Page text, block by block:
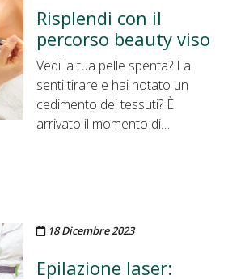
Risplendi con il
percorso beauty viso
Vedi la tua pelle spenta? La
senti tirare e hai notato un
cedimento dei tessuti? È
arrivato il momento di…
Pubblicato il
18 Dicembre 2023
Epilazione laser: